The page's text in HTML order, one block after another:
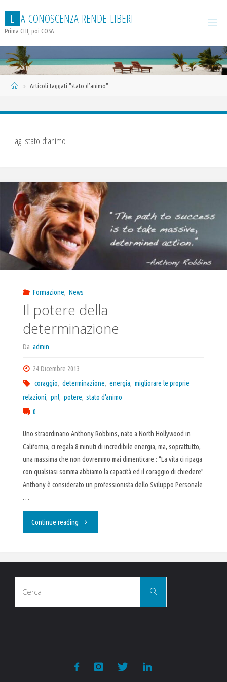
contenuto
L A CONOSCENZA RENDE LIBERI
Prima CHI, poi COSA
HomeArticoli taggati "stato d’animo"
Tag: stato d’animo
Formazione, News
Il potere della
determinazione
Da admin
24 Dicembre 2013
coraggio, determinazione, energia, migliorare le proprie
relazioni, pnl, potere, stato d'animo
0
Uno straordinario Anthony Robbins, nato a North Hollywood in
California, ci regala 8 minuti di incredibile energia, ma, soprattutto,
una massima che non dovremmo mai dimenticare : “La vita ci ripaga
con qualsiasi somma abbiamo la capacità ed il coraggio di chiedere”
Anthony è considerato un professionista dello Sviluppo Personale
…
Continue reading
Cerca